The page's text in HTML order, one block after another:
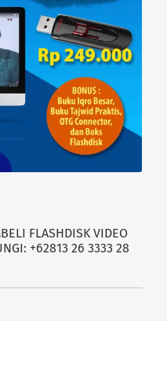
FLASHDISK VIDEO
+62813 26 3333 28